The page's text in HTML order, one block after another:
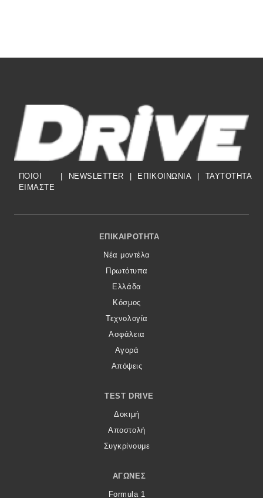
ΠΟΙΟΙ
ΕΙΜΑΣΤΕ
| NEWSLETTER | ΕΠΙΚΟΙΝΩΝΙΑ | TAYTOTHTA
Footer Menu
ΕΠΙΚΑΙΡΌΤΗΤΑ
Νέα μοντέλα
Πρωτότυπα
Ελλάδα
Κόσμος
Τεχνολογία
Ασφάλεια
Αγορά
Απόψεις
TEST DRIVE
Δοκιμή
Αποστολή
Συγκρίνουμε
ΑΓΏΝΕΣ
Formula 1